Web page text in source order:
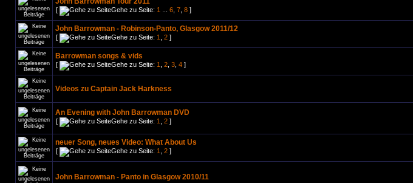
[ Gehe zu Seite: 1 6 7 8 ]
John Barrowman - Robinson-Panto, Glasgow 2011/12
[ Gehe zu Seite: 1 2 ]
Barrowman songs & vids
[ Gehe zu Seite: 1 2 3 4 ]
Videos zu Captain Jack Harkness
An Evening with John Barrowman DVD
[ Gehe zu Seite: 1 2 ]
neuer Song, neues Video: What About Us
[ Gehe zu Seite: 1 2 ]
John Barrowman - Panto in Glasgow 2010/11